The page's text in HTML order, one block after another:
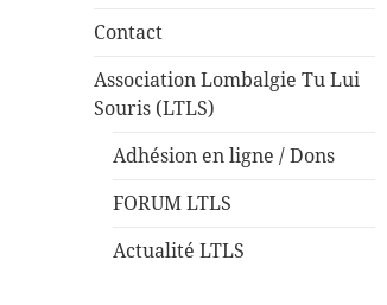
Contact
Association Lombalgie Tu Lui
Souris (LTLS)
Adhésion en ligne / Dons
FORUM LTLS
Actualité LTLS